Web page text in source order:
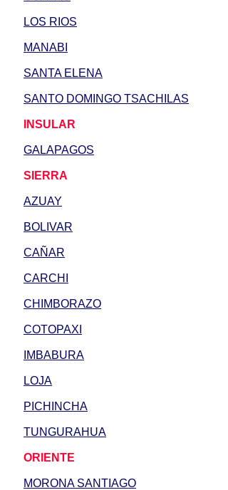
LOS RIOS
MANABI
SANTA ELENA
SANTO DOMINGO TSACHILAS
INSULAR
GALAPAGOS
SIERRA
AZUAY
BOLIVAR
CAÑAR
CARCHI
CHIMBORAZO
COTOPAXI
IMBABURA
LOJA
PICHINCHA
TUNGURAHUA
ORIENTE
MORONA SANTIAGO